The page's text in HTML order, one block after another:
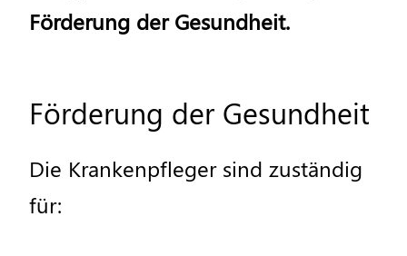
Förderung der Gesundheit.
Förderung der Gesundheit
Die Krankenpfleger sind zuständig
für: